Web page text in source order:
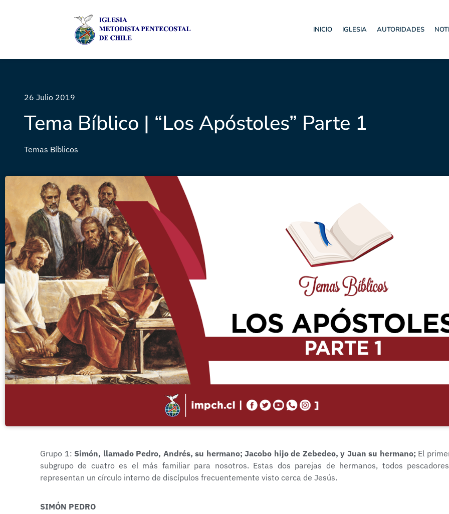
INICIO IGLESIA AUTORIDADES
26 Julio 2019
Tema Bíblico | “Los Apóstoles” Parte 1
Temas Bíblicos
Grupo 1: Simón, llamado Pedro, Andrés, su hermano; Jacobo hijo de Zebedeo, y Juan su hermano; El
subgrupo de cuatro es el más familiar para nosotros. Estas dos parejas de hermanos, todos
representan un círculo interno de discípulos frecuentemente visto cerca de Jesús.
SIMÓN PEDRO